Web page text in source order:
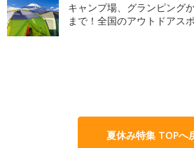
キャンプ場、グランピング
まで！全国のアウトドアス
夏休み特集 TOPへ